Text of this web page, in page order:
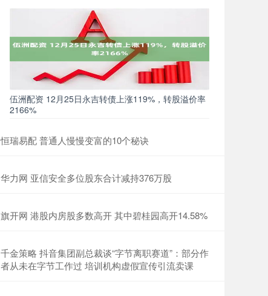
伍洲配资 12月25日永吉转债上涨119%，转股溢价率
2166%
恒瑞易配 普通人慢慢变富的10个秘诀
华力网 亚信安全多位股东合计减持376万股
旗开网 港股内房股多数高开 其中碧桂园高开14.58%
千金策略 抖音集团副总裁谈“字节离职赛道”：部分作
者从未在字节工作过 培训机构虚假宣传引流卖课